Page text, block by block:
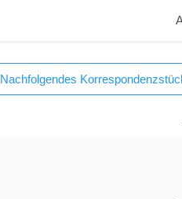
Nachfolgendes